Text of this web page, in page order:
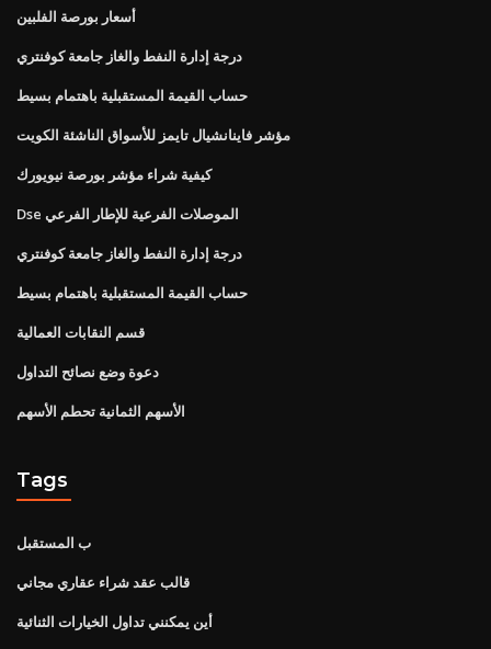
أسعار بورصة الفلبين
درجة إدارة النفط والغاز جامعة كوفنتري
حساب القيمة المستقبلية باهتمام بسيط
مؤشر فاينانشيال تايمز للأسواق الناشئة الكويت
كيفية شراء مؤشر بورصة نيويورك
Dse الموصلات الفرعية للإطار الفرعي
درجة إدارة النفط والغاز جامعة كوفنتري
حساب القيمة المستقبلية باهتمام بسيط
قسم النقابات العمالية
دعوة وضع نصائح التداول
الأسهم الثمانية تحطم الأسهم
Tags
ب المستقبل
قالب عقد شراء عقاري مجاني
أين يمكنني تداول الخيارات الثنائية